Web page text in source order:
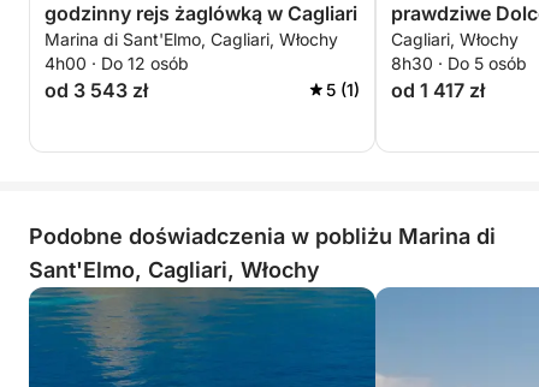
godzinny rejs żaglówką w Cagliari
Marina di Sant'Elmo, Cagliari, Włochy
4h00 · Do 12 osób
od 3 543 zł 5 (1)
prawdziwe
motorówce
Cagliari, Włochy
8h30 · Do 5 osób
od 1 417 zł
Podobne doświadczenia w pobliżu Marina di
Sant'Elmo, Cagliari, Włochy